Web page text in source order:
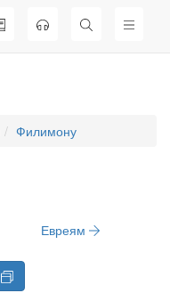
Филимону
Евреям